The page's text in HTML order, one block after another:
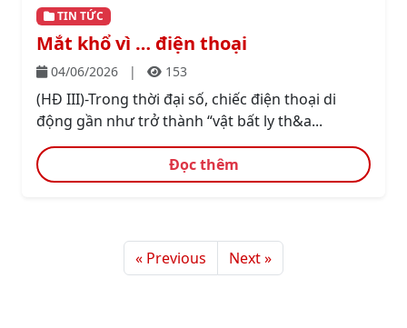
TIN TỨC
Mắt khổ vì … điện thoại
04/06/2026 | 153
(HĐ III)-Trong thời đại số, chiếc điện thoại di
động gần như trở thành “vật bất ly th&a...
Đọc thêm
« Previous Next »